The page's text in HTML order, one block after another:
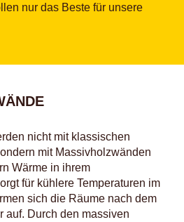
nur das Beste für unsere
nicht mit klassischen
mit Massivholzwänden
Wärme in ihrem
für kühlere Temperaturen im
sich die Räume nach dem
auf. Durch den massiven